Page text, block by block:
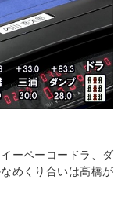
ーペーコードラ、ダ
めくり合いは高橋が